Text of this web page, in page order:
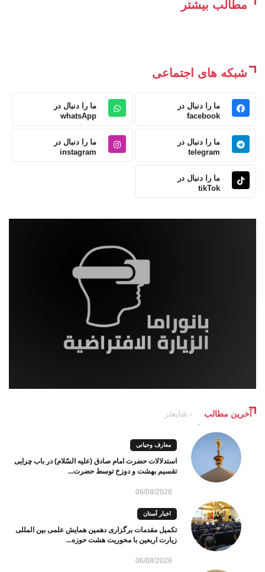
مطالب بیشتر
شبکه های اجتماعی
ما را دنبال در
facebook
ما را دنبال در
whatsApp
ما را دنبال در
telegram
ما را دنبال در
instagram
ما را دنبال در
tikTok
آخرین مطالب شایعتر
معارف وحیانی
استدلالات حضرت امام صادق (علیه السّلام) در باب چرایی
تقسیم بهشت و دوزخ توسط حضرت...
06/08/2026
اخبار آستان
تکمیل مقدمات برگزاری دهمین همایش علمی بین المللی
زیارت اربعین با محوریت هشت حوزه...
06/08/2026